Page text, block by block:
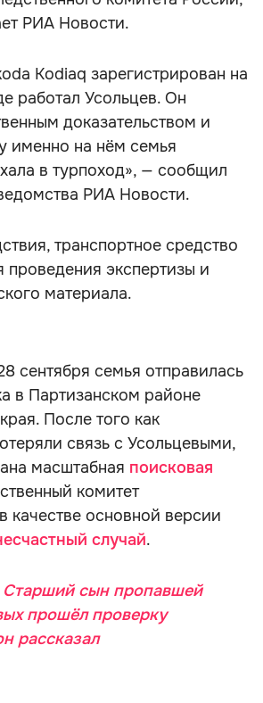
РИА Новости.
Kodiaq зарегистрирован на
работал Усольцев. Он
доказательством и
именно на нём семья
в турпоход», — сообщил
РИА Новости.
транспортное средство
проведения экспертизы и
материала.
сентября семья отправилась
в Партизанском районе
После того как
связь с Усольцевыми,
масштабная поисковая
комитет
качестве основной версии
случай.
Старший сын пропавшей
прошёл проверку
рассказал